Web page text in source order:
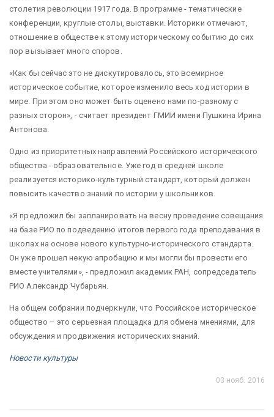
столетия революции 1917 года. В программе - тематические
конференции, круглые столы, выставки. Историки отмечают,
отношение в обществе к этому историческому событию до сих
пор вызывает много споров.
«Как бы сейчас это не дискутировалось, это всемирное
историческое событие, которое изменило весь ход истории в
мире. При этом оно может быть оценено нами по-разному с
разных сторон», - считает президент ГМИИ имени Пушкина Ирина
Антонова.
Одно из приоритетных направлений Российского исторического
общества - образовательное. Уже год в средней школе
реализуется историко-культурный стандарт, который должен
повысить качество знаний по истории у школьников.
«Я предложил бы запланировать на весну проведение совещания
на базе РИО по подведению итогов первого года преподавания в
школах на основе нового культурно-исторического стандарта.
Он уже прошел некую апробацию и мы могли бы провести его
вместе учителями», - предложил академик РАН, сопредседатель
РИО Александр Чубарьян.
На общем собрании подчеркнули, что Российское историческое
общество – это серьезная площадка для обмена мнениями, для
обсуждения и продвижения исторических знаний.
Новости культуры
03 нояб. 2016